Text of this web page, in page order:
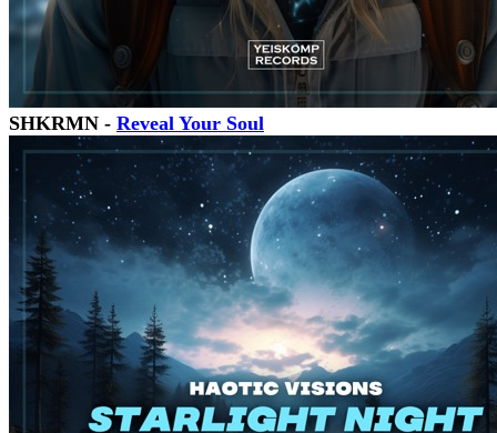
SHKRMN - Reveal Your Soul